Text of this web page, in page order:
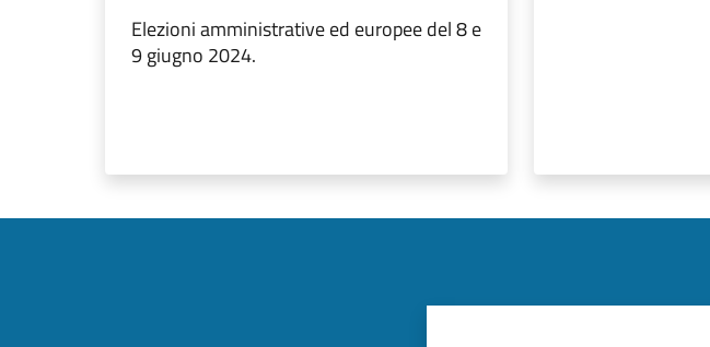
Elezioni amministrative ed europee del 8 e
9 giugno 2024.